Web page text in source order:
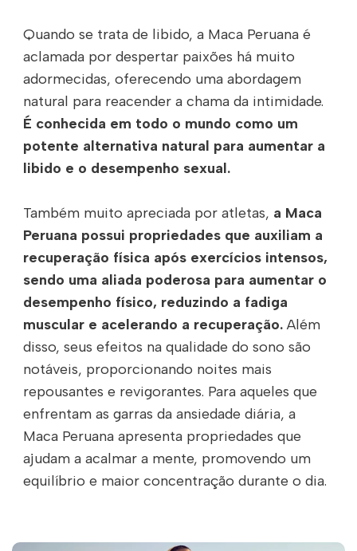
Quando se trata de libido, a Maca Peruana é
aclamada por despertar paixões há muito
adormecidas, oferecendo uma abordagem
natural para reacender a chama da intimidade.
É conhecida em todo o mundo como um
potente alternativa natural para aumentar a
libido e o desempenho sexual.
Também muito apreciada por atletas, a Maca
Peruana possui propriedades que auxiliam a
recuperação física após exercícios intensos,
sendo uma aliada poderosa para aumentar o
desempenho físico, reduzindo a fadiga
muscular e acelerando a recuperação. Além
disso, seus efeitos na qualidade do sono são
notáveis, proporcionando noites mais
repousantes e revigorantes. Para aqueles que
enfrentam as garras da ansiedade diária, a
Maca Peruana apresenta propriedades que
ajudam a acalmar a mente, promovendo um
equilíbrio e maior concentração durante o dia.